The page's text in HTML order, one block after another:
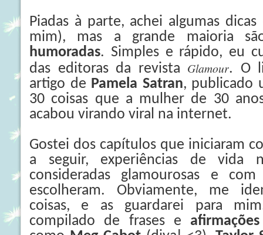
Piadas à parte, achei algumas
mim), mas a grande maioria
humoradas. Simples e rápido, eu
das editoras da revista Glamour. O
artigo de Pamela Satran, publicado
30 coisas que a mulher de 30
acabou virando viral na internet.
Gostei dos capítulos que iniciaram
a seguir, experiências de vida
consideradas glamourosas e
escolheram. Obviamente, me
coisas, e as guardarei para
compilado de frases e